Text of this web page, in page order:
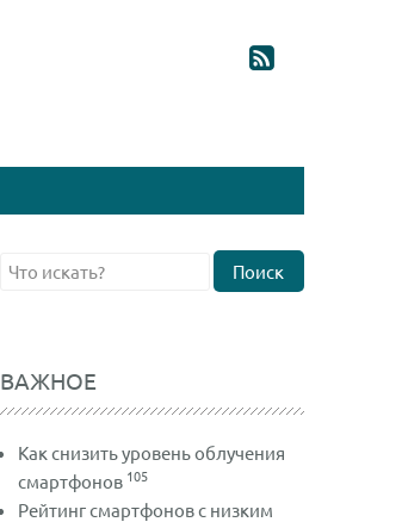
Поиск
ВАЖНОЕ
Как снизить уровень облучения
смартфонов 105
Рейтинг смартфонов с низким